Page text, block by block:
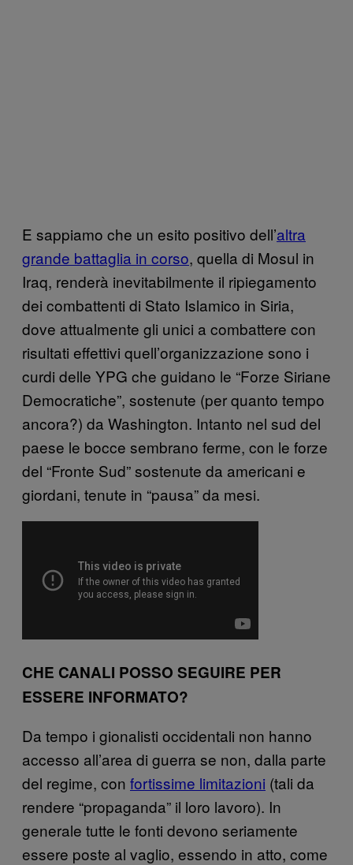
E sappiamo che un esito positivo dell’altra
grande battaglia in corso, quella di Mosul in
Iraq, renderà inevitabilmente il ripiegamento
dei combattenti di Stato Islamico in Siria,
dove attualmente gli unici a combattere con
risultati effettivi quell’organizzazione sono i
curdi delle YPG che guidano le “Forze Siriane
Democratiche”, sostenute (per quanto tempo
ancora?) da Washington. Intanto nel sud del
paese le bocce sembrano ferme, con le forze
del “Fronte Sud” sostenute da americani e
giordani, tenute in “pausa” da mesi.
CHE CANALI POSSO SEGUIRE PER
ESSERE INFORMATO?
Da tempo i gionalisti occidentali non hanno
accesso all’area di guerra se non, dalla parte
del regime, con fortissime limitazioni (tali da
rendere “propaganda” il loro lavoro). In
generale tutte le fonti devono seriamente
essere poste al vaglio, essendo in atto, come